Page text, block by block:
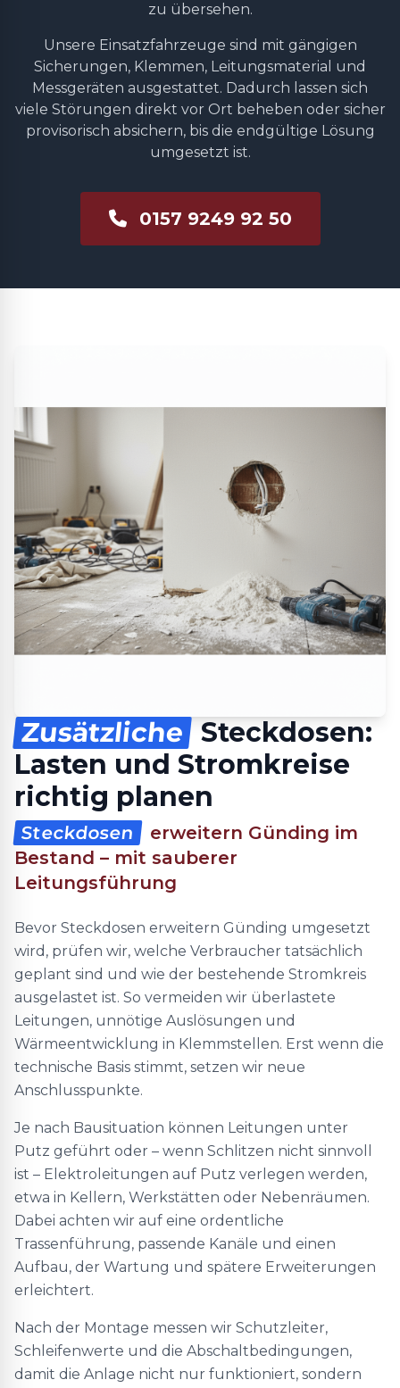
zu übersehen.
Unsere Einsatzfahrzeuge sind mit gängigen
Sicherungen, Klemmen, Leitungsmaterial und
Messgeräten ausgestattet. Dadurch lassen sich
viele Störungen direkt vor Ort beheben oder sicher
provisorisch absichern, bis die endgültige Lösung
umgesetzt ist.
0157 9249 92 50
Zusätzliche Steckdosen:
Lasten und Stromkreise
richtig planen
Steckdosen
erweitern Günding im
Bestand – mit sauberer
Leitungsführung
Bevor Steckdosen erweitern Günding umgesetzt
wird, prüfen wir, welche Verbraucher tatsächlich
geplant sind und wie der bestehende Stromkreis
ausgelastet ist. So vermeiden wir überlastete
Leitungen, unnötige Auslösungen und
Wärmeentwicklung in Klemmstellen. Erst wenn die
technische Basis stimmt, setzen wir neue
Anschlusspunkte.
Je nach Bausituation können Leitungen unter
Putz geführt oder – wenn Schlitzen nicht sinnvoll
ist – Elektroleitungen auf Putz verlegen werden,
etwa in Kellern, Werkstätten oder Nebenräumen.
Dabei achten wir auf eine ordentliche
Trassenführung, passende Kanäle und einen
Aufbau, der Wartung und spätere Erweiterungen
erleichtert.
Nach der Montage messen wir Schutzleiter,
Schleifenwerte und die Abschaltbedingungen,
damit die Anlage nicht nur funktioniert, sondern